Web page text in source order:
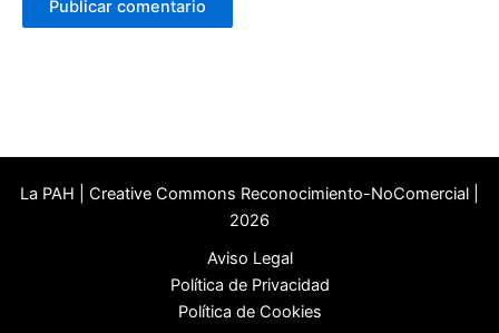
La PAH | Creative Commons Reconocimiento-NoComercial |
2026
Aviso Legal
Política de Privacidad
Política de Cookies